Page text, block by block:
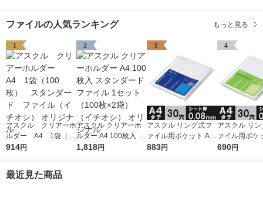
ファイルの人気ランキング もっと見る
1
アスクル クリアーホ
ルダー A4 1袋（10
0枚） スタンダー
914円
2
アスクル クリアーホ
ルダー A4 100枚入 ス
タンダード ファイル
1,818円
3
アスクル リング式フ
ァイル用ポケット A4
タテ 30穴 厚さ0.08m
883円
4
アスクル リ
ァイル用ポケ
タテ 30穴 厚
690円
最近見た商品